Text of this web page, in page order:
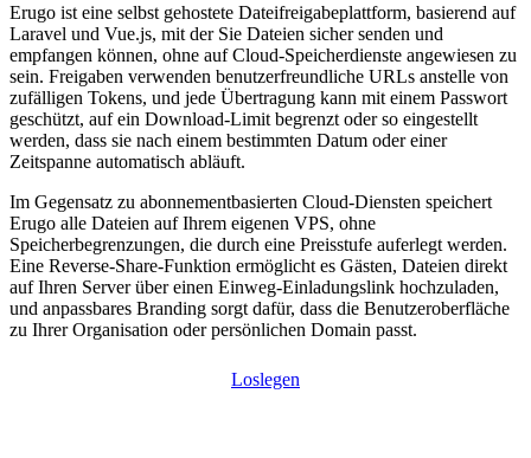
Erugo ist eine selbst gehostete Dateifreigabeplattform, basierend auf
Laravel und Vue.js, mit der Sie Dateien sicher senden und
empfangen können, ohne auf Cloud-Speicherdienste angewiesen zu
sein. Freigaben verwenden benutzerfreundliche URLs anstelle von
zufälligen Tokens, und jede Übertragung kann mit einem Passwort
geschützt, auf ein Download-Limit begrenzt oder so eingestellt
werden, dass sie nach einem bestimmten Datum oder einer
Zeitspanne automatisch abläuft.
Im Gegensatz zu abonnementbasierten Cloud-Diensten speichert
Erugo alle Dateien auf Ihrem eigenen VPS, ohne
Speicherbegrenzungen, die durch eine Preisstufe auferlegt werden.
Eine Reverse-Share-Funktion ermöglicht es Gästen, Dateien direkt
auf Ihren Server über einen Einweg-Einladungslink hochzuladen,
und anpassbares Branding sorgt dafür, dass die Benutzeroberfläche
zu Ihrer Organisation oder persönlichen Domain passt.
Loslegen